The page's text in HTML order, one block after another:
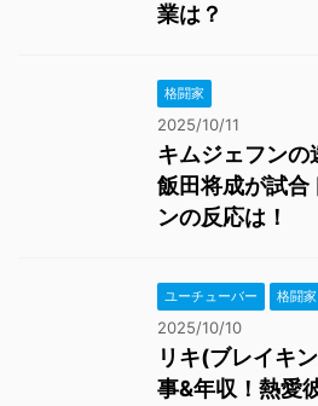
業は？
格闘家
2025/10/11
キムジェフンの
飯田将成が試合
ンの反応は！
ユーチューバー 格闘家
2025/10/10
リキ(ブレイキ
事&年収！熱愛